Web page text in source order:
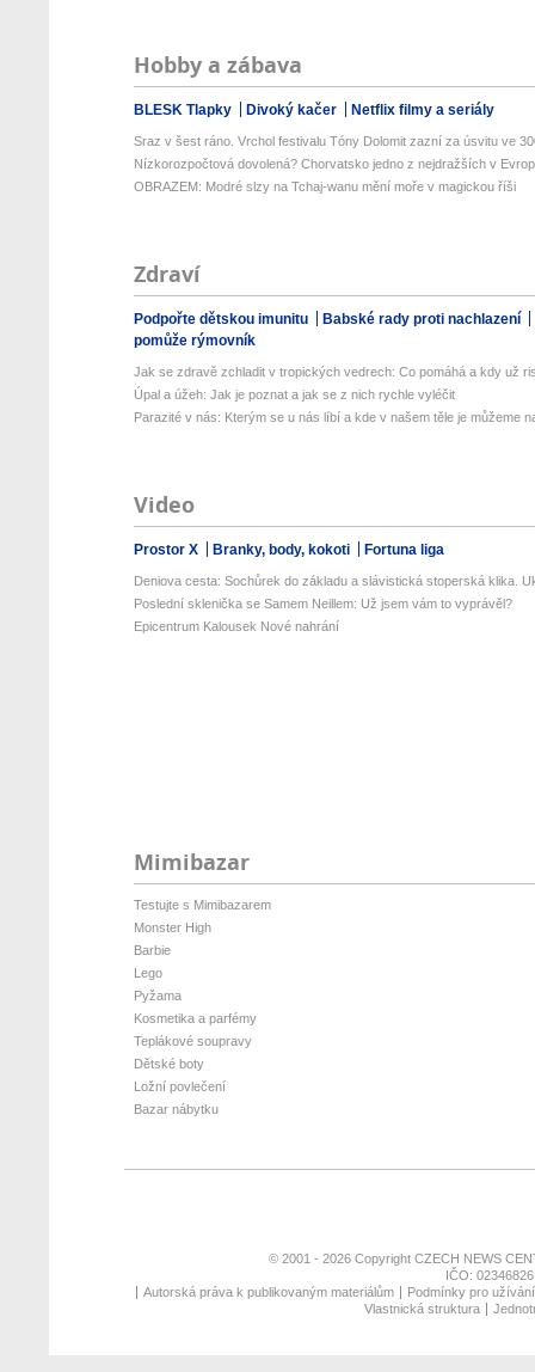
Hobby a zábava
BLESK Tlapky Divoký kačer Netflix filmy a seriály
Sraz v šest ráno. Vrchol festivalu Tóny Dolomit zazní za úsvitu ve
Nízkorozpočtová dovolená? Chorvatsko jedno z nejdražších v
OBRAZEM: Modré slzy na Tchaj-wanu mění moře v magickou říši
Zdraví
Podpořte dětskou imunitu
Babské rady proti nachlazení
pomůže rýmovník
Jak se zdravě zchladit v tropických vedrech: Co pomáhá a kdy už
Úpal a úžeh: Jak je poznat a jak se z nich rychle vyléčit
Parazité v nás: Kterým se u nás líbí a kde v našem těle je můžeme
Video
Prostor X Branky, body, kokoti Fortuna liga
Deniova cesta: Sochůrek do základu a slávistická stoperská klika.
Poslední sklenička se Samem Neillem: Už jsem vám to vyprávěl?
Epicentrum Kalousek Nové nahrání
Mimibazar
Testujte s Mimibazarem
Monster High
Barbie
Lego
Pyžama
Kosmetika a parfémy
Teplákové soupravy
Dětské boty
Ložní povlečení
Bazar nábytku
© 2001 - 2026 Copyright CZECH NEWS
IČO:
Autorská práva k publikovaným materiálům
Podmínky pro
Vlastnická struktura